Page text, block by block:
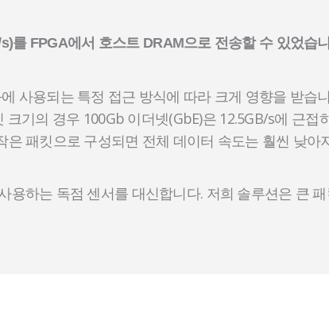
를 FPGA에서 호스트 DRAM으로 전송할 수 있었습
사용되는 특정 접근 방식에 따라 크게 영향을 받습
기의 경우 100Gb 이더넷(GbE)은 12.5GB/s에 근
패킷으로 구성되면 전체 데이터 속도는 훨씬 낮아
하는 독점 센서를 대신합니다. 저희 솔루션은 큰